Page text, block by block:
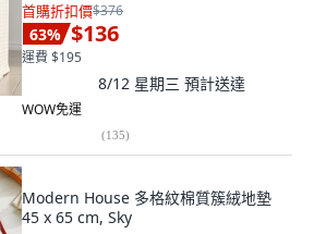
首購折扣價$376
63% $136
運費 $195
8/12 星期三 預計送達
WOW免運
(135)
Modern House 多格紋棉質簇絨地墊
45 x 65 cm, Sky